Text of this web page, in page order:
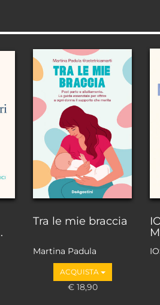
Tra le mie braccia
Martina Padula
@ostetricamarti
ACQUISTA
€ 18,90